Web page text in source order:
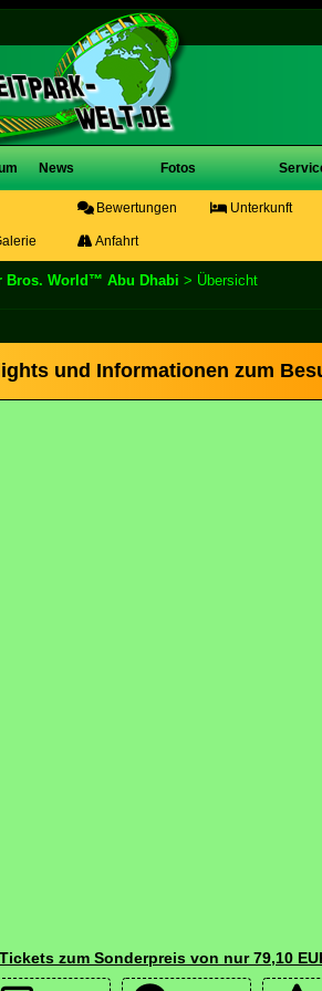
News Fotos
Bewertungen Unterkunft
Anfahrt
Bros. World™ Abu Dhabi > Übersicht
und Informationen zum
zum Sonderpreis von nur 79,10